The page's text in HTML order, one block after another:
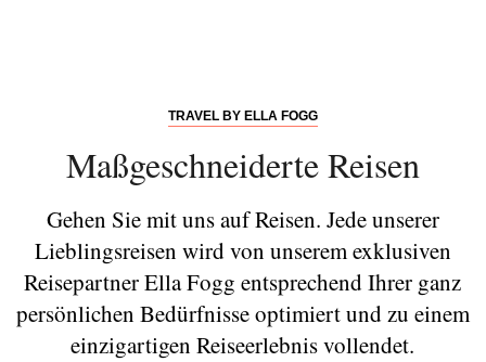
TRAVEL BY ELLA FOGG
Maßgeschneiderte Reisen
Gehen Sie mit uns auf Reisen. Jede unserer
Lieblingsreisen wird von unserem exklusiven
Reisepartner Ella Fogg entsprechend Ihrer ganz
persönlichen Bedürfnisse optimiert und zu einem
einzigartigen Reiseerlebnis vollendet.